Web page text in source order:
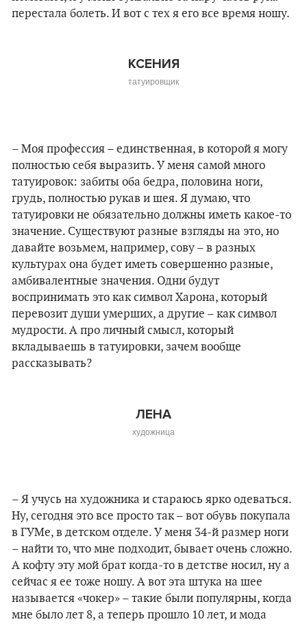
перестала болеть. И вот с тех я его все время ношу.
КСЕНИЯ
татуировщик
– Моя профессия – единственная, в которой я могу
полностью себя выразить. У меня самой много
татуировок: забиты оба бедра, половина ноги,
грудь, полностью рукав и шея. Я думаю, что
татуировки не обязательно должны иметь какое-то
значение. Существуют разные взгляды на это, но
давайте возьмем, например, сову – в разных
культурах она будет иметь совершенно разные,
амбивалентные значения. Одни будут
воспринимать это как символ Харона, который
перевозит души умерших, а другие – как символ
мудрости. А про личный смысл, который
вкладываешь в татуировки, зачем вообще
рассказывать?
ЛЕНА
художница
– Я учусь на художника и стараюсь ярко одеваться.
Ну, сегодня это все просто так – вот обувь покупала
в ГУМе, в детском отделе. У меня 34-й размер ноги
– найти то, что мне подходит, бывает очень сложно.
А кофту эту мой брат когда-то в детстве носил, ну а
сейчас я ее тоже ношу. А вот эта штука на шее
называется «чокер» – такие были популярны, когда
мне было лет 8, а теперь прошло 10 лет, и мода